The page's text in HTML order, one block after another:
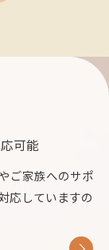
可能
ご家族へのサポ
応していますの